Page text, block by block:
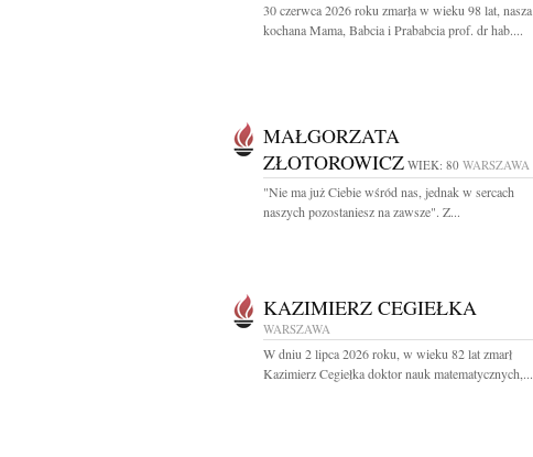
30 czerwca 2026 roku zmarła w wieku 98 lat, nasza
kochana Mama, Babcia i Prababcia prof. dr hab....
MAŁGORZATA
ZŁOTOROWICZ WIEK: 80 WARSZAWA
"Nie ma już Ciebie wśród nas, jednak w sercach
naszych pozostaniesz na zawsze". Z...
KAZIMIERZ CEGIEŁKA
WARSZAWA
W dniu 2 lipca 2026 roku, w wieku 82 lat zmarł
Kazimierz Cegiełka doktor nauk matematycznych,...